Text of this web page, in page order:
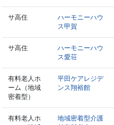
サ高住
ハーモニーハウ
ス甲賀
サ高住
ハーモニーハウ
ス愛荘
有料老人ホ
ーム（地域
密着型）
平田ケアレジデ
ンス翔裕館
有料老人ホ
地域密着型介護